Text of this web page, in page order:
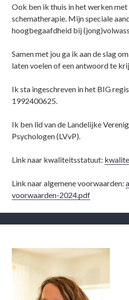
Ook ben ik thuis in het werken
schematherapie. Mijn speciale
hoogbegaafdheid bij
Samen met jou ga ik aan de slag
laten voelen of een antwoord te
Ik sta ingeschreven in het BIG
1992400625.
Ik ben lid van de Landelijke
Psychologen (LVvP).
Link naar kwaliteitsstatuut:
Link naar algemene voorwaarden:
voorwaarden-2024.pdf